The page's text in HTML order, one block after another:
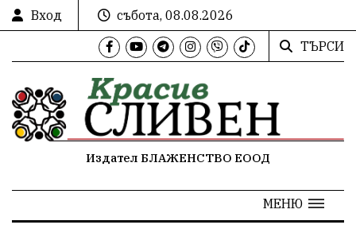
Вход
събота, 08.08.2026
ТЪРСИ
Издател БЛАЖЕНСТВО ЕООД
МЕНЮ